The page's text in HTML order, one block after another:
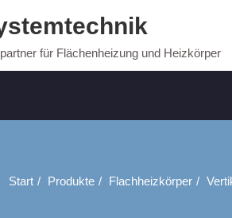
für Flächenheizung und Heizkörper
Start Produkte Flachheizkörper